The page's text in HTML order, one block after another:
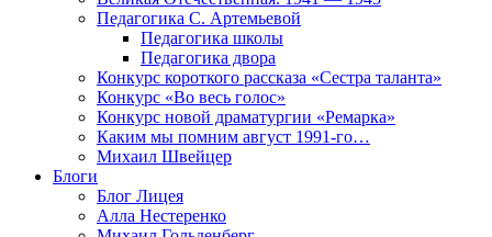
Педагогика С. Артемьевой
Педагогика школы
Педагогика двора
Конкурс короткого рассказа «Сестра таланта»
Конкурс «Во весь голос»
Конкурс новой драматургии «Ремарка»
Каким мы помним август 1991-го…
Михаил Швейцер
Блоги
Блог Лицея
Алла Нестеренко